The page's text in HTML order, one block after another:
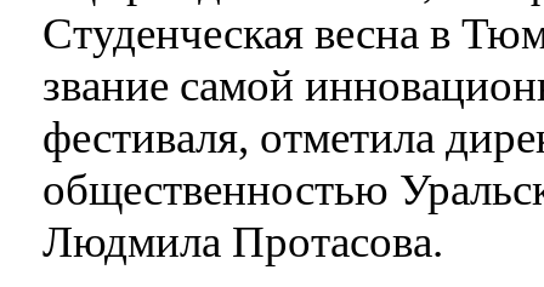
Студенческая весна в
звание самой
фестиваля, отметила
общественностью
Людмила Протасова.